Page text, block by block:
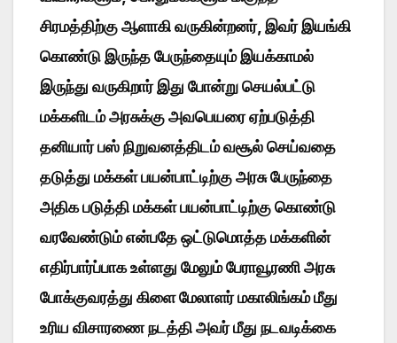
சிரமத்திற்கு ஆளாகி வருகின்றனர், இவர் இயங்கி
கொண்டு இருந்த பேருந்தையும் இயக்காமல்
இருந்து வருகிறார் இது போன்று செயல்பட்டு
மக்களிடம் அரசுக்கு அவபெயரை ஏற்படுத்தி
தனியார் பஸ் நிறுவனத்திடம் வசூல் செய்வதை
தடுத்து மக்கள் பயன்பாட்டிற்கு அரசு பேருந்தை
அதிக படுத்தி மக்கள் பயன்பாட்டிற்கு கொண்டு
வரவேண்டும் என்பதே ஒட்டுமொத்த மக்களின்
எதிர்பார்ப்பாக உள்ளது மேலும் பேராவூரணி அரசு
போக்குவரத்து கிளை மேலாளர் மகாலிங்கம் மீது
உரிய விசாரணை நடத்தி அவர் மீது நடவடிக்கை